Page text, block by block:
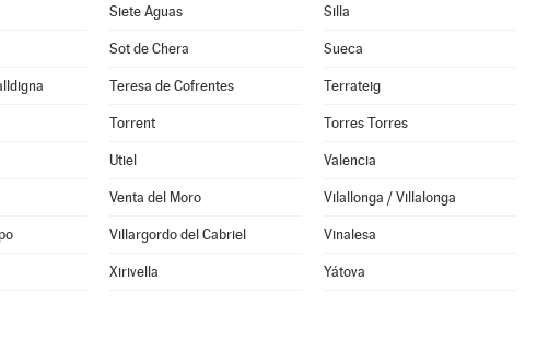
Siete Aguas Silla
Sot de Chera Sueca
Teresa de Cofrentes Terrateig
Torrent Torres Torres
Utiel Valencia
Venta del Moro Vilallonga / Villalonga
Villargordo del Cabriel Vinalesa
Xirivella Yátova